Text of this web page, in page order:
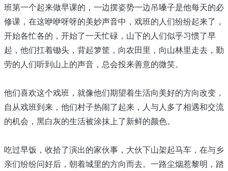
班第一个起来做早课的，一边摆姿势一边吊嗓子是他每天的必
修课，在这咿咿呀呀的美妙声音中，戏班的人们纷纷起来了，
开始各忙各的，开始了一天忙碌，山下的人们似乎习惯了早
起，他们扛着锄头，背起箩筐，向农田里，向山林里走去，勤
劳的人们听到山上的声音，总会投来善意的微笑。
他们喜欢这个戏班，就像他们期望着生活向美好的方向改变，
自从戏班到来，他们村子热闹了起来，人与人多了相遇和交流
的机会，黑白灰的生活被涂抹上了新鲜的颜色。
吃过早饭，收拾了演出的家伙事，大伙下山架起马车，在与乡
亲们纷纷问好后，朝着城里的方向而去。一路尘烟惹黎明，踏